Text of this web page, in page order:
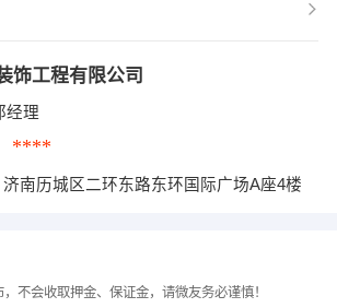
饰工程有限公司
经理
****
济南历城区二环东路东环国际广场A座4楼
不会收取押金、保证金，请微友务必谨慎！